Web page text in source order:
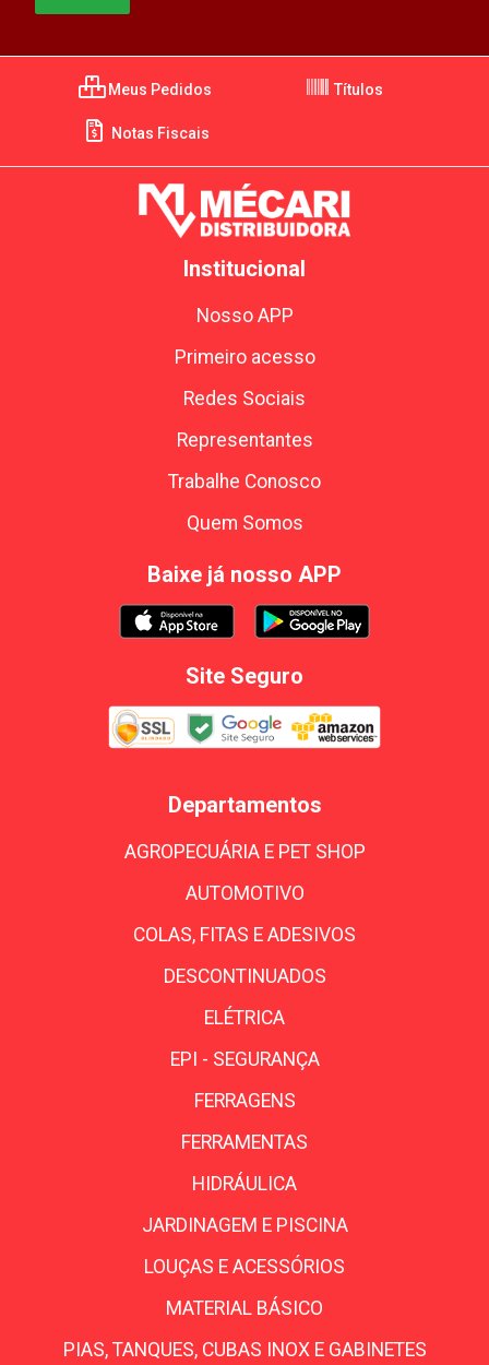
Meus Pedidos Títulos
Notas Fiscais
Institucional
Nosso APP
Primeiro acesso
Redes Sociais
Representantes
Trabalhe Conosco
Quem Somos
Baixe já nosso APP
Site Seguro
Departamentos
AGROPECUÁRIA E PET SHOP
AUTOMOTIVO
COLAS, FITAS E ADESIVOS
DESCONTINUADOS
ELÉTRICA
EPI - SEGURANÇA
FERRAGENS
FERRAMENTAS
HIDRÁULICA
JARDINAGEM E PISCINA
LOUÇAS E ACESSÓRIOS
MATERIAL BÁSICO
PIAS, TANQUES, CUBAS INOX E GABINETES